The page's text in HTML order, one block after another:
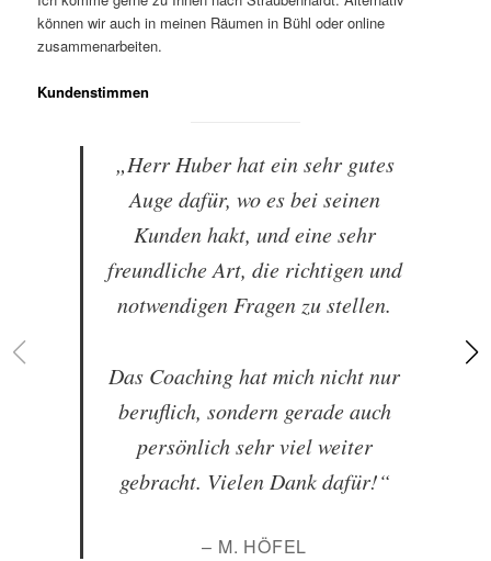
können wir auch in meinen Räumen in Bühl oder online
zusammenarbeiten.
Kundenstimmen
„Herr Huber hat ein sehr gutes
Auge dafür, wo es bei seinen
Kunden hakt, und eine sehr
freundliche Art, die richtigen und
notwendigen Fragen zu stellen.
Das Coaching hat mich nicht nur
beruflich, sondern gerade auch
persönlich sehr viel weiter
gebracht. Vielen Dank dafür!“
– M. HÖFEL